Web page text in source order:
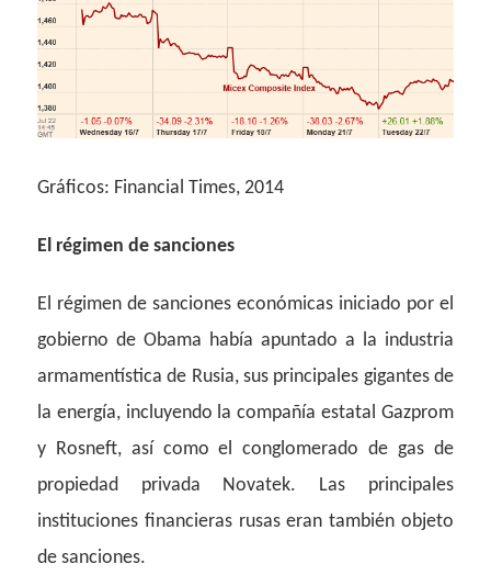
Gráficos: Financial Times, 2014
El régimen de sanciones
El régimen de sanciones económicas iniciado por el
gobierno de Obama había apuntado a la industria
armamentística de Rusia, sus principales gigantes de
la energía, incluyendo la compañía estatal Gazprom
y Rosneft, así como el conglomerado de gas de
propiedad privada Novatek. Las principales
instituciones financieras rusas eran también objeto
de sanciones.